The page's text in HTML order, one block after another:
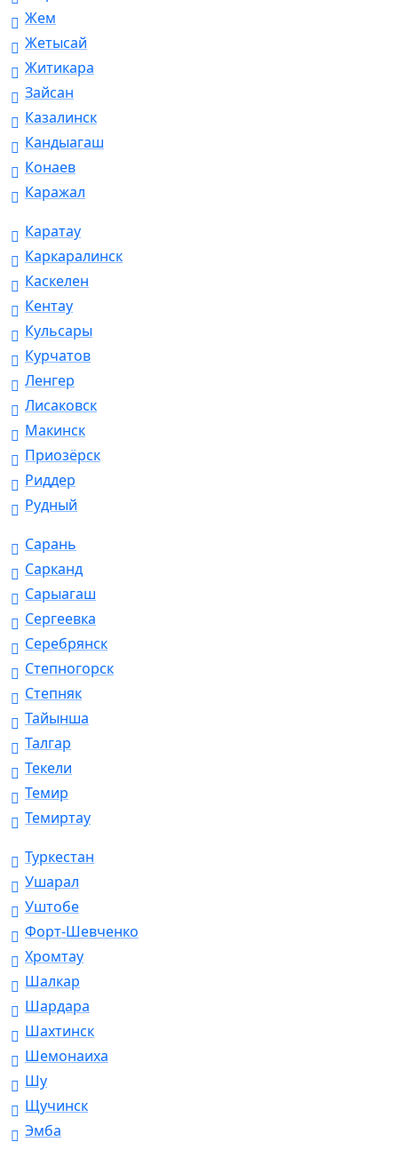
Жем
Жетысай
Житикара
Зайсан
Казалинск
Кандыагаш
Конаев
Каражал
Каратау
Каркаралинск
Каскелен
Кентау
Кульсары
Курчатов
Ленгер
Лисаковск
Макинск
Приозёрск
Риддер
Рудный
Сарань
Сарканд
Сарыагаш
Сергеевка
Серебрянск
Степногорск
Степняк
Тайынша
Талгар
Текели
Темир
Темиртау
Туркестан
Ушарал
Уштобе
Форт-Шевченко
Хромтау
Шалкар
Шардара
Шахтинск
Шемонаиха
Шу
Щучинск
Эмба